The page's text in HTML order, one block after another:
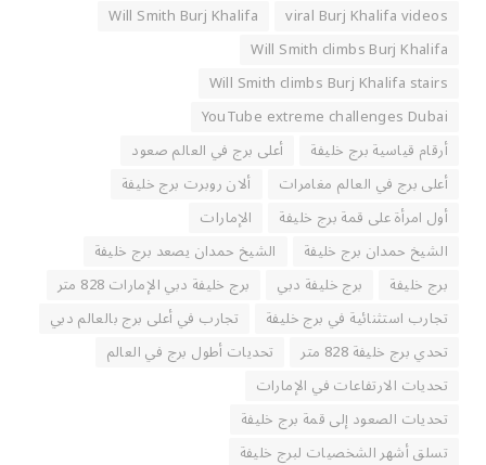
viral Burj Khalifa videos
Will Smith Burj Khalifa
Will Smith climbs Burj Khalifa
Will Smith climbs Burj Khalifa stairs
YouTube extreme challenges Dubai
أرقام قياسية برج خليفة
أعلى برج في العالم صعود
أعلى برج في العالم مغامرات
ألان روبرت برج خليفة
أول امرأة على قمة برج خليفة
الإمارات
الشيخ حمدان برج خليفة
الشيخ حمدان يصعد برج خليفة
برج خليفة
برج خليفة دبي
برج خليفة دبي الإمارات 828 متر
تجارب استثنائية في برج خليفة
تجارب في أعلى برج بالعالم دبي
تحدي برج خليفة 828 متر
تحديات أطول برج في العالم
تحديات الارتفاعات في الإمارات
تحديات الصعود إلى قمة برج خليفة
تسلق أشهر الشخصيات لبرج خليفة